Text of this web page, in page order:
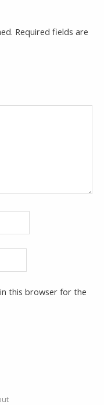
Required fields are
this browser for the